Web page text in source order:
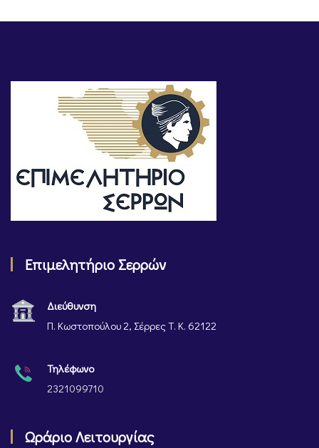
Επιμελητήριο Σερρών
Διεύθυνση
Π. Κωστοπούλου 2, Σέρρες Τ. Κ. 62122
Τηλέφωνο
2321099710
Ωράριο Λειτουργίας